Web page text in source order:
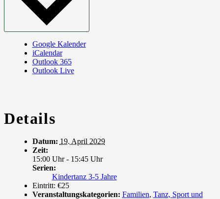
Google Kalender
iCalendar
Outlook 365
Outlook Live
Details
Datum: 19. April 2029
Zeit:
15:00 Uhr - 15:45 Uhr
Serien:
Kindertanz 3-5 Jahre
Eintritt: €25
Veranstaltungskategorien: Familien, Tanz, Sport und